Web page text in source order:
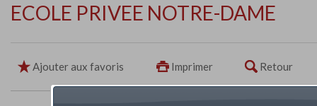
ECOLE PRIVEE NOTRE-DAME
Ajouter aux favoris Imprimer Retour